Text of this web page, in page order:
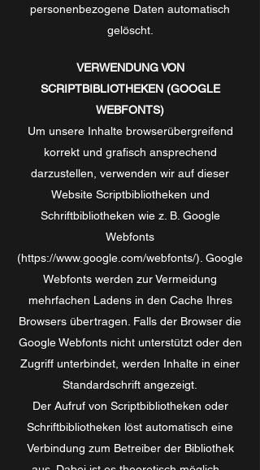
personenbezogene Daten automatisch
gelöscht.
VERWENDUNG VON
SCRIPTBIBLIOTHEKEN (GOOGLE
WEBFONTS)
Um unsere Inhalte browserübergreifend
korrekt und grafisch ansprechend
darzustellen, verwenden wir auf dieser
Website Scriptbibliotheken und
Schriftbibliotheken wie z. B. Google
Webfonts
(https://www.google.com/webfonts/). Google
Webfonts werden zur Vermeidung
mehrfachen Ladens in den Cache Ihres
Browsers übertragen. Falls der Browser die
Google Webfonts nicht unterstützt oder den
Zugriff unterbindet, werden Inhalte in einer
Standardschrift angezeigt.
Der Aufruf von Scriptbibliotheken oder
Schriftbibliotheken löst automatisch eine
Verbindung zum Betreiber der Bibliothek